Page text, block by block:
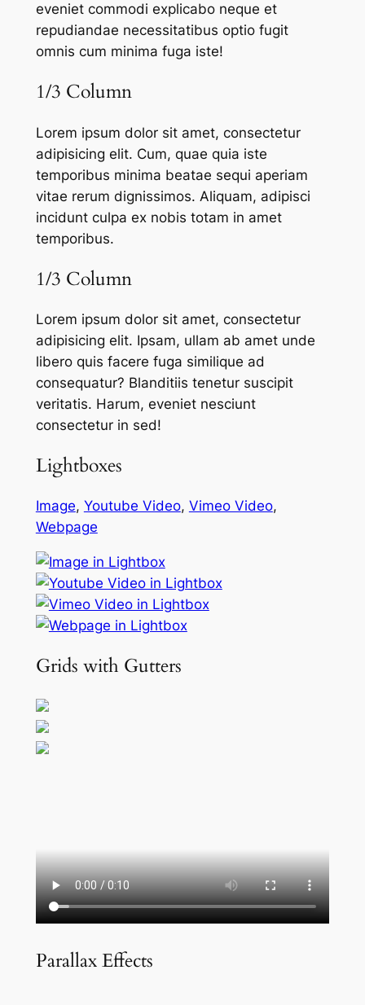
eveniet commodi explicabo neque et
repudiandae necessitatibus optio fugit
omnis cum minima fuga iste!
1/3 Column
Lorem ipsum dolor sit amet, consectetur
adipisicing elit. Cum, quae quia iste
temporibus minima beatae sequi aperiam
vitae rerum dignissimos. Aliquam, adipisci
incidunt culpa ex nobis totam in amet
temporibus.
1/3 Column
Lorem ipsum dolor sit amet, consectetur
adipisicing elit. Ipsam, ullam ab amet unde
libero quis facere fuga similique ad
consequatur? Blanditiis tenetur suscipit
veritatis. Harum, eveniet nesciunt
consectetur in sed!
Lightboxes
Image, Youtube Video, Vimeo Video,
Webpage
Grids with Gutters
Parallax Effects